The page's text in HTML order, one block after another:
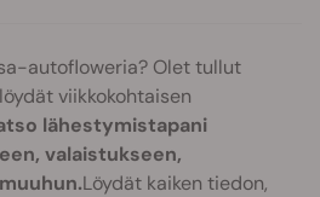
autofloweria? Olet tullut
viikkokohtaisen
lähestymistapani
valaistukseen,
Löydät kaiken tiedon,